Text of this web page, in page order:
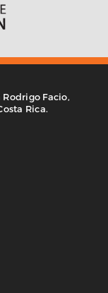
Facio,
Rica.